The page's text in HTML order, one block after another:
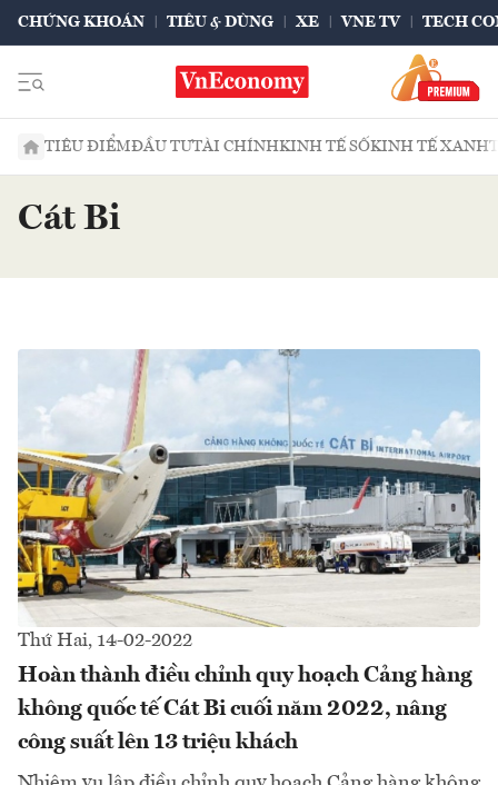
CHỨNG KHOÁN TIÊU & DÙNG XE VNE TV TECH
TIÊU ĐIỂMĐẦU TƯTÀI CHÍNHKINH TẾ SỐKINH TẾ XANH
Cát Bi
Thứ Hai, 14-02-2022
Hoàn thành điều chỉnh quy hoạch Cảng hàng
không quốc tế Cát Bi cuối năm 2022, nâng
công suất lên 13 triệu khách